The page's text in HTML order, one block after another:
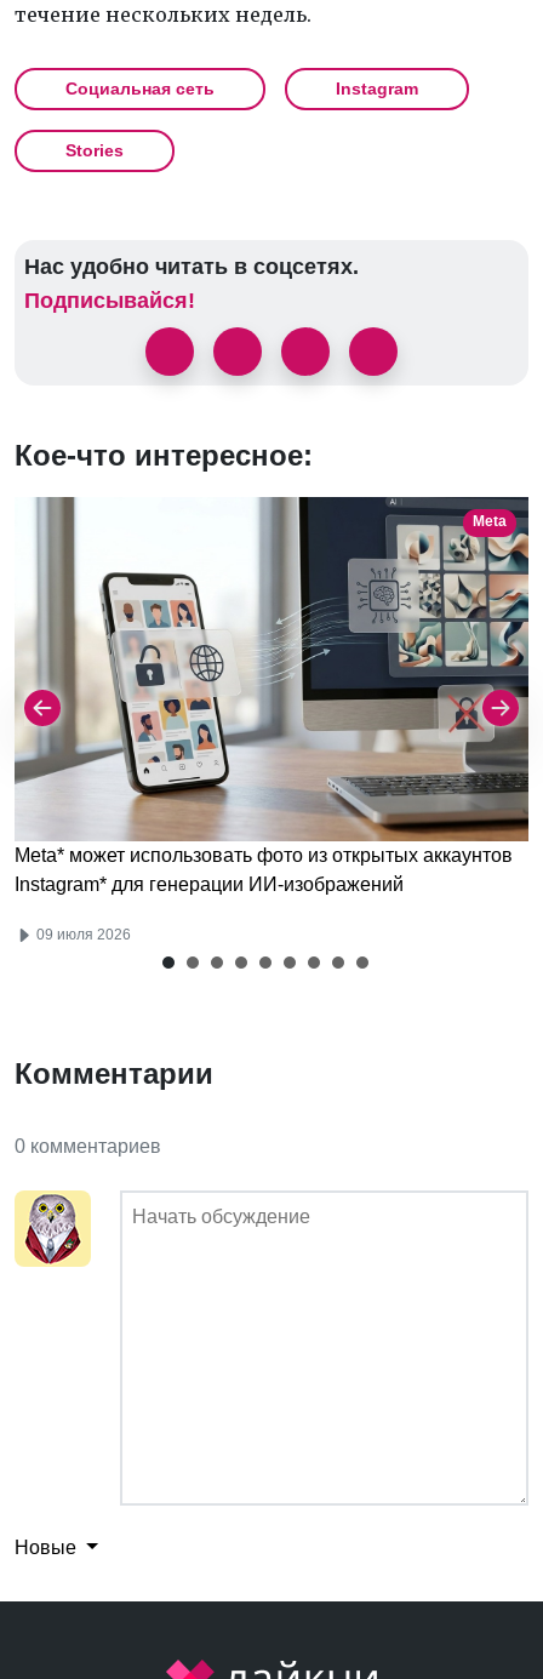
течение нескольких недель.
Социальная сеть Instagram
Stories
Нас удобно читать в соцсетях.
Подписывайся!
Кое-что интересное:
Meta
Meta* может использовать фото из открытых аккаунтов
Instagram* для генерации ИИ-изображений
09 июля 2026
Комментарии
0 комментариев
Новые